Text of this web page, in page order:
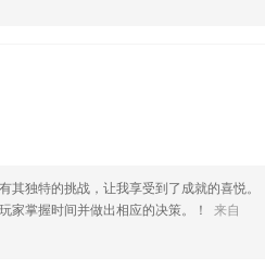
其独特的挑战，让我享受到了成就的喜悦。
家掌握时间并做出相应的决策。！
来自